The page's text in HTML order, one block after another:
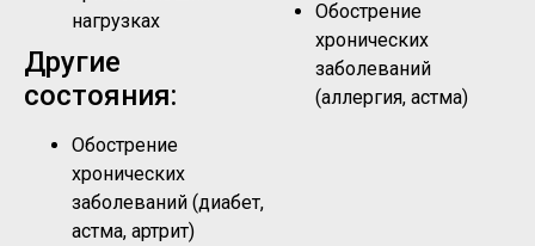
нагрузках
Другие
состояния:
Обострение
хронических
заболеваний (диабет,
астма, артрит)
Обострение
хронических
заболеваний
(аллергия, астма)